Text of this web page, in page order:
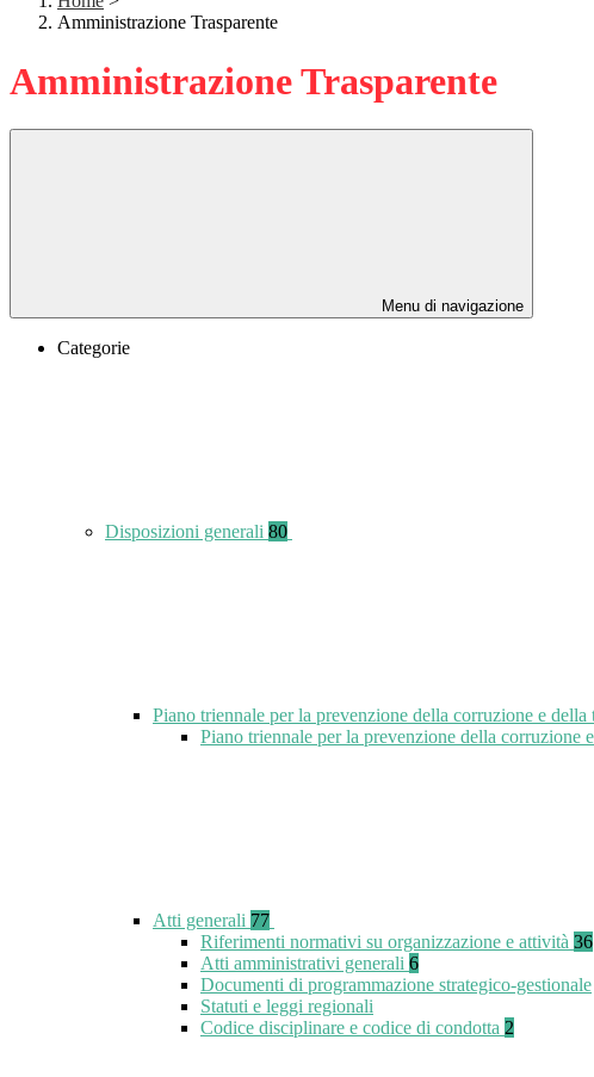
Amministrazione Trasparente
Amministrazione Trasparente
Menu di navigazione
Categorie
Disposizioni generali 80
Piano triennale per la prevenzione della corruzione e della
Piano triennale per la prevenzione della corruzione
Atti generali 77
Riferimenti normativi su organizzazione e attività 36
Atti amministrativi generali 6
Documenti di programmazione strategico-gestionale
Statuti e leggi regionali
Codice disciplinare e codice di condotta 2